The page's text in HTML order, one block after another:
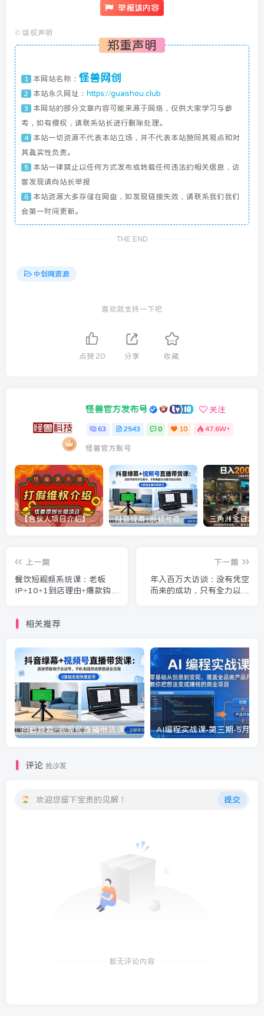
举报该内容
© 版权声明
郑重声明
1 本网站名称： 怪兽网创
2 本站永久网址： https://guaishou.club
3
本网站的部分文章内容可能来源于网络，仅供大家学习与参
考，如有侵权，请联系站长进行删除处理。
4
本站一切资源不代表本站立场，并不代表本站赞同其观点和对
其真实性负责。
5
本站一律禁止以任何方式发布或转载任何违法的相关信息，访
客发现请向站长举报
6
本站资源大多存储在网盘，如发现链接失效，请联系我们我们
会第一时间更新。
THE END
中创网资源
喜欢就支持一下吧
点赞 20 分享 收藏
怪兽官方发布号 关注
63 2543 0 10 47.6W+
怪兽官方账号
【合伙人项目介绍】打假维权项目介绍 抖音绿幕+视频号直播带货课：居家照着稿子念起号，手机电脑双场景搭建全流程
上一篇
餐饮短视频系统课：老板
IP+10+1到店理由+爆款钩
下一篇
年入百万大访谈：没有凭空
而来的成功，只有全力以赴
相关推荐
抖音绿幕+视频号直播带货课：居家照着稿子念起号，手机电脑双场景搭建全流程
评论 抢沙发
欢迎您留下宝贵的见解！ 提交
暂无评论内容